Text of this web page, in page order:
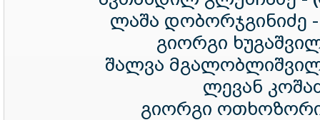
ლაშა დობორჯგინიძე
გიორგი
შალვა
ლევან
გიორგი